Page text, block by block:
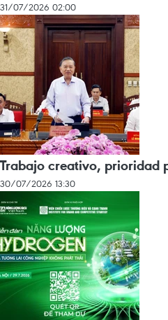
31/07/2026 02:00
Trabajo creativo, prioridad
30/07/2026 13:30